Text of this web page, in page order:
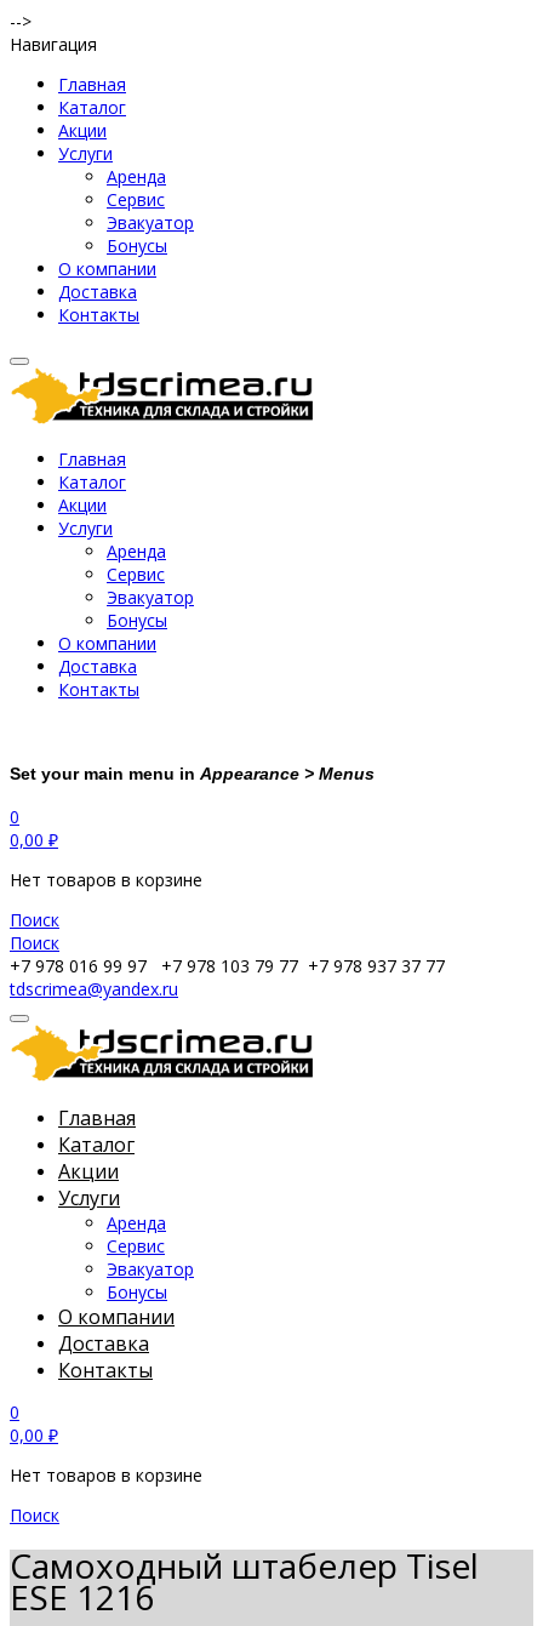
-->
Навигация
Главная
Каталог
Акции
Услуги
Аренда
Сервис
Эвакуатор
Бонусы
О компании
Доставка
Контакты
Главная
Каталог
Акции
Услуги
Аренда
Сервис
Эвакуатор
Бонусы
О компании
Доставка
Контакты
Set your main menu in Appearance > Menus
0
0,00 ₽
Нет товаров в корзине
Поиск
Поиск
+7 978 016 99 97
+7 978 103 79 77 +7 978 937 37 77
tdscrimea@yandex.ru
Главная
Каталог
Акции
Услуги
Аренда
Сервис
Эвакуатор
Бонусы
О компании
Доставка
Контакты
0
0,00 ₽
Нет товаров в корзине
Поиск
Самоходный штабелер Tisel
ESE 1216